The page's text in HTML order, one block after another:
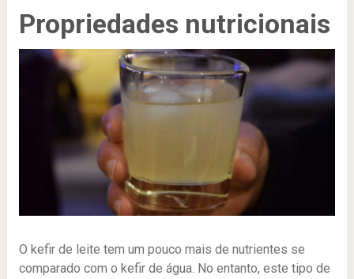
Propriedades nutricionais
O kefir de leite tem um pouco mais de nutrientes se
comparado com o kefir de água. No entanto, este tipo de